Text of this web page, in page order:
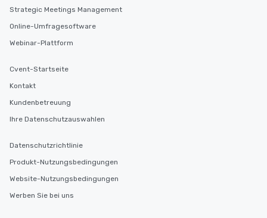
Strategic Meetings Management
Online-Umfragesoftware
Webinar-Plattform
Cvent-Startseite
Kontakt
Kundenbetreuung
Ihre Datenschutzauswahlen
Datenschutzrichtlinie
Produkt-Nutzungsbedingungen
Website-Nutzungsbedingungen
Werben Sie bei uns